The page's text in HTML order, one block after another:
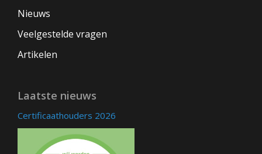
Nieuws
Veelgestelde vragen
Artikelen
Laatste nieuws
Certificaathouders 2026